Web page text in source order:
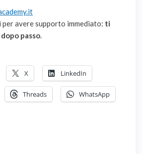
avere supporto immediato: ti
passo.
X LinkedIn
Threads WhatsApp